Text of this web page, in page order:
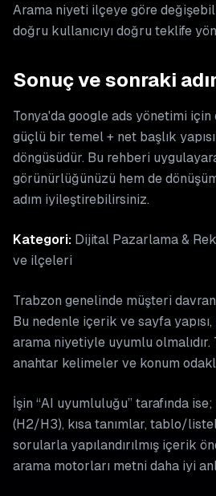
Arama niyeti ilçeye göre
doğru kullanıcıyı doğru teklife
Sonuç ve sonraki
Tonya'da google ads yönetimi için
güçlü bir temel + net başlık
döngüsüdür. Bu rehberi
görünürlüğünüzü hem de dönüşüm
adım iyileştirebilirsiniz.
Kategori: Dijital Pazarlama &
ve ilçeleri
Trabzon genelinde müşteri
Bu nedenle içerik ve sayfa
arama niyetiyle uyumlu
anahtar kelimeler ve konum
İşin “AI uyumluluğu” tarafında
(H2/H3), kısa tanımlar, tablo/
sorularla yapılandırılmış içerik
arama motorları metni daha iyi